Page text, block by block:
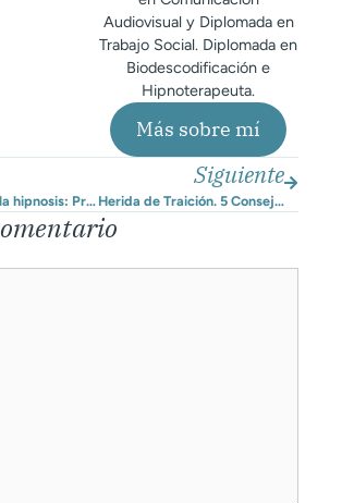
Audiovisual y Diplomada en
Trabajo Social. Diplomada en
Biodescodificación e
Hipnoterapeuta.
Más sobre mí
Beneficios de la hipnosis: Programa tu mente para sanar y aliviar síntomas.
Siguiente
Herida de Traición. 5 Consejos para superarla.